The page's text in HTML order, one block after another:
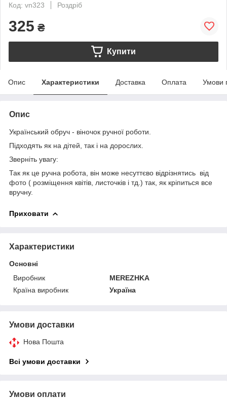
Код: vn323
Роздріб
325 ₴
Купити
Опис Характеристики Доставка Оплата Умови
Опис
Український обруч - віночок ручної роботи.
Підходять як на дітей, так і на дорослих.
Зверніть увагу:
Так як це ручна робота, він може несуттєво відрізнятись від
фото ( розміщення квітів, листочків і тд.) так, як кріпиться все
вручну.
Приховати
Характеристики
Основні
Виробник
MEREZHKA
Країна виробник
Україна
Умови доставки
Нова Пошта
Всі умови доставки
Умови оплати